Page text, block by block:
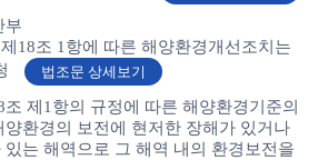
부
18조 1항에 따른 해양환경개선조치는
법조문 상세보기
제1항의 규정에 따른 해양환경기준의
양환경의 보전에 현저한 장해가 있거나
는 해역으로 그 해역 내의 환경보전을